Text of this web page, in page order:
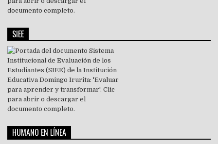
SIEE
HUMANO EN LÍNEA